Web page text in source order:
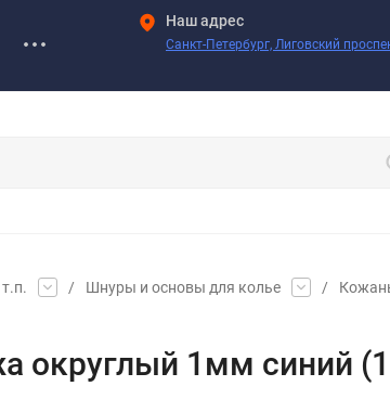
Наш адрес
Санкт-Петербург, Лиговский
/ Шнуры и основы для колье /
округлый 1мм синий